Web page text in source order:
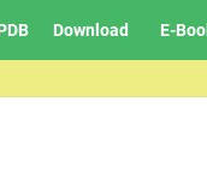
Download E-